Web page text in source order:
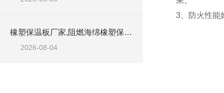
橡塑保温板厂家,阻燃海绵橡塑保温板厂家出售
2026-08-04
3、防火性能